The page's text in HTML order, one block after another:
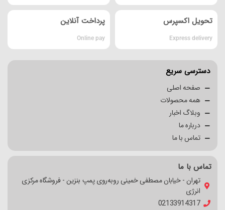
تحویل اکسپرس
Express delivery
پرداخت آنلاین
Online pay
دسترسی سریع
صفحه اصلی
همه محصولات
وبلاگ اخبار
درباره ما
تماس با ما
تماس با ما
تهران - خیابان مصطفی خمینی روبه‌روی پمپ بنزین - فروشگاه مرکزی
انرژی
02133914317